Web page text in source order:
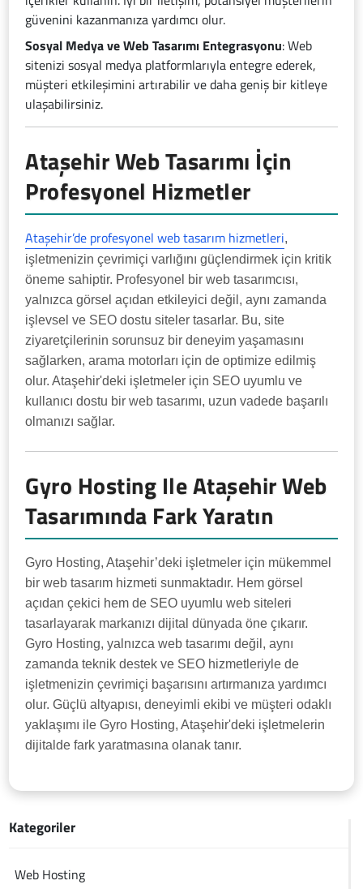
güvenini kazanmanıza yardımcı olur.
Sosyal Medya ve Web Tasarımı Entegrasyonu: Web
sitenizi sosyal medya platformlarıyla entegre ederek,
müşteri etkileşimini artırabilir ve daha geniş bir kitleye
ulaşabilirsiniz.
Ataşehir Web Tasarımı İçin
Profesyonel Hizmetler
Ataşehir’de profesyonel web tasarım hizmetleri,
işletmenizin çevrimiçi varlığını güçlendirmek için kritik
öneme sahiptir. Profesyonel bir web tasarımcısı,
yalnızca görsel açıdan etkileyici değil, aynı zamanda
işlevsel ve SEO dostu siteler tasarlar. Bu, site
ziyaretçilerinin sorunsuz bir deneyim yaşamasını
sağlarken, arama motorları için de optimize edilmiş
olur. Ataşehir'deki işletmeler için SEO uyumlu ve
kullanıcı dostu bir web tasarımı, uzun vadede başarılı
olmanızı sağlar.
Gyro Hosting Ile Ataşehir Web
Tasarımında Fark Yaratın
Gyro Hosting, Ataşehir’deki işletmeler için mükemmel
bir web tasarım hizmeti sunmaktadır. Hem görsel
açıdan çekici hem de SEO uyumlu web siteleri
tasarlayarak markanızı dijital dünyada öne çıkarır.
Gyro Hosting, yalnızca web tasarımı değil, aynı
zamanda teknik destek ve SEO hizmetleriyle de
işletmenizin çevrimiçi başarısını artırmanıza yardımcı
olur. Güçlü altyapısı, deneyimli ekibi ve müşteri odaklı
yaklaşımı ile Gyro Hosting, Ataşehir'deki işletmelerin
dijitalde fark yaratmasına olanak tanır.
Kategoriler
Web Hosting